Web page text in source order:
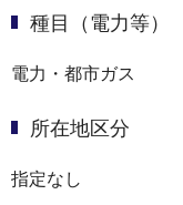
種目（電力等）
電力・都市ガス
所在地区分
指定なし